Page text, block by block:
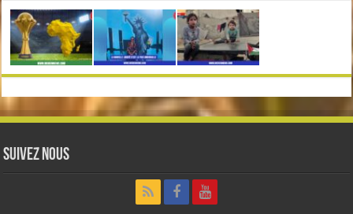
Suivez nous